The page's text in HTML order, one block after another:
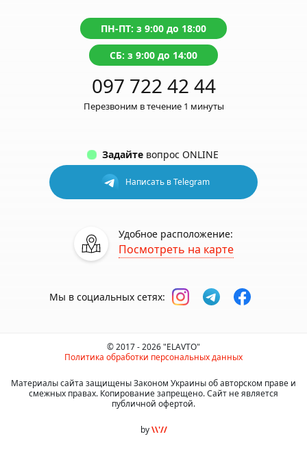
ПН-ПТ: з 9:00 до 18:00
СБ: з 9:00 до 14:00
097 722 42 44
Перезвоним в течение 1 минуты
Задайте вопрос ONLINE
Написать в Telegram
Удобное расположение:
Посмотреть на карте
Мы в социальных сетях:
© 2017 - 2026 "ELAVTO"
Политика обработки персональных данных
Материалы сайта защищены Законом Украины об авторском праве и
смежных правах. Копирование запрещено. Сайт не является
публичной офертой.
by\\'//